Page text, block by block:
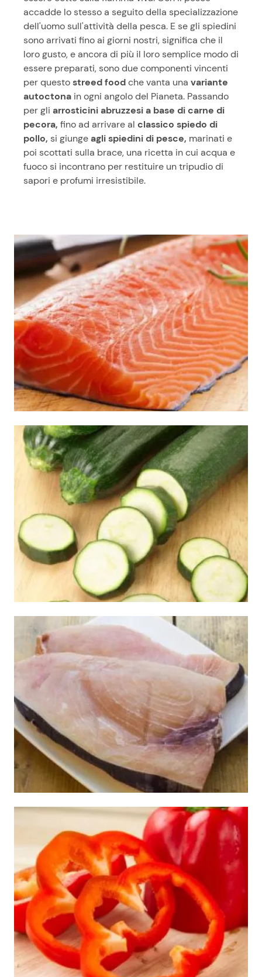
accadde lo stesso a seguito della specializzazione
dell'uomo sull'attività della pesca. E se gli spiedini
sono arrivati fino ai giorni nostri, significa che il
loro gusto, e ancora di più il loro semplice modo di
essere preparati, sono due componenti vincenti
per questostreed foodche vanta una variante
autoctona in ogni angolo del Pianeta. Passando
per gli arrosticini abruzzesi a base di carne di
pecora, fino ad arrivare al classico spiedo di
pollo, si giungeagli spiedini di pesce, marinati e
poi scottati sulla brace, una ricetta in cui acqua e
fuoco si incontrano per restituire un tripudio di
sapori e profumi irresistibile.